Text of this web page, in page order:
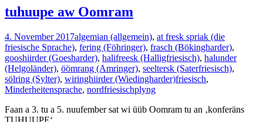
tuhuupe aw Oomram
4. November 2017algemian (allgemein), at fresk spriak (die
friesische Sprache), fering (Föhringer), frasch (Bökingharder),
gooshiirder (Goesharder), halifreesk (Halligfriesisch), halunder
(Helgoländer), öömrang (Amringer), seeltersk (Saterfriesisch),
sölring (Sylter), wiringhiirder (Wiedingharder)friesisch,
Minderheitensprache, nordfriesischplyng
Faan a 3. tu a 5. nuufember sat wi üüb Oomram tu an ‚konferäns
TUHUUPE‘.